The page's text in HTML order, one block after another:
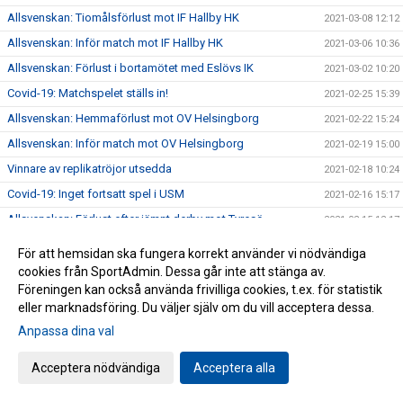
Allsvenskan: Tiomålsförlust mot IF Hallby HK 2021-03-08 12:12
Allsvenskan: Inför match mot IF Hallby HK 2021-03-06 10:36
Allsvenskan: Förlust i bortamötet med Eslövs IK 2021-03-02 10:20
Covid-19: Matchspelet ställs in! 2021-02-25 15:39
Allsvenskan: Hemmaförlust mot OV Helsingborg 2021-02-22 15:24
Allsvenskan: Inför match mot OV Helsingborg 2021-02-19 15:00
Vinnare av replikatröjor utsedda 2021-02-18 10:24
Covid-19: Inget fortsatt spel i USM 2021-02-16 15:17
Allsvenskan: Förlust efter jämnt derby mot Tyresö 2021-02-15 12:17
Rapport från semmelbageriet
Covid-19: Enstaka matcher för U8-U15 2021-02-10 12:09
Köp fiktiva semlor och stöd GT Söder!
För att hemsidan ska fungera korrekt använder vi nödvändiga
cookies från SportAdmin. Dessa går inte att stänga av.
Föreningen kan också använda frivilliga cookies, t.ex. för statistik
eller marknadsföring. Du väljer själv om du vill acceptera dessa.
Anpassa dina val
Acceptera nödvändiga Acceptera alla